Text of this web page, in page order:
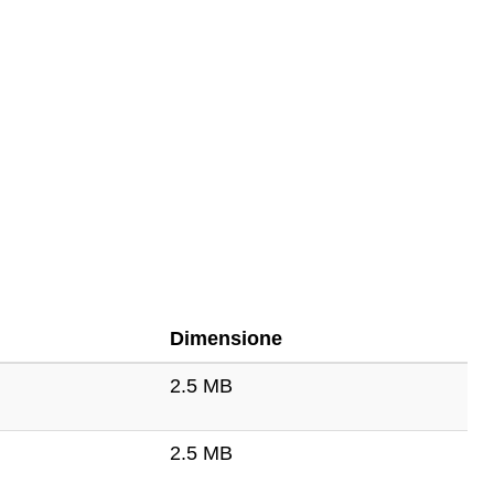
Dimensione
2.5 MB
2.5 MB